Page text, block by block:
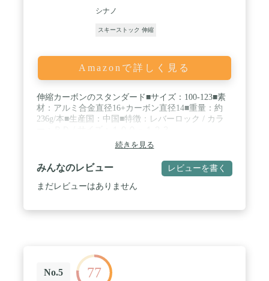
シナノ
スキーストック 伸縮
Amazonで詳しく見る
伸縮カーボンのスタンダード■サイズ：100-123■素
材：アルミ合金直径16+カーボン直径14■重量：約
236g/本■生産国：中国■特徴：レバーロック / カラ
続きを見る
みんなのレビュー レビューを書く
まだレビューはありません
No.5 77